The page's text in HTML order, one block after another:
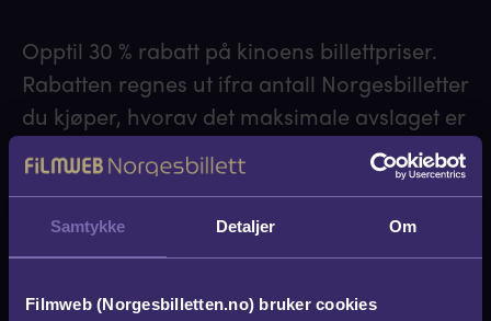
Samtykke Detaljer Om
Filmweb (Norgesbilletten.no) bruker cookies
Opptil 30 % rabatt på kinoens billettpriser.
Rabatten regnes ut ifra antall Norgesbilletter
du kjøper, hvorav det maksimale avslaget er
basert på kjøp av 5000 Norgesbilletter eller
flere.
Priser billettmapper / Logo / SMS: